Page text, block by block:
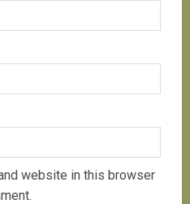
website in this browser